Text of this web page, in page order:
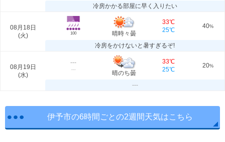
冷房かかる部屋に早く入りたい
08月18日
(火) 100 晴時々曇
33℃
25℃
40%
冷房をかけないと暑すぎるぞ!
08月19日
(水)
---
---
晴のち曇
33℃
25℃
20%
---
伊予市の6時間ごとの2週間天気はこちら